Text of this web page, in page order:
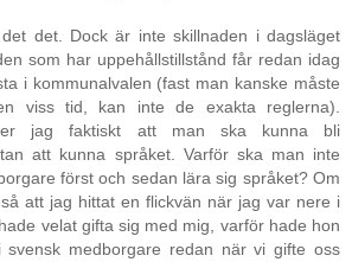
det. Dock är inte skillnaden i dagsläget
som har uppehållstillstånd får redan idag
i kommunalvalen (fast man kanske måste
viss tid, kan inte de exakta reglerna).
jag faktiskt att man ska kunna bli
att kunna språket. Varför ska man inte
först och sedan lära sig språket? Om
att jag hittat en flickvän när jag var nere i
velat gifta sig med mig, varför hade hon
svensk medborgare redan när vi gifte oss